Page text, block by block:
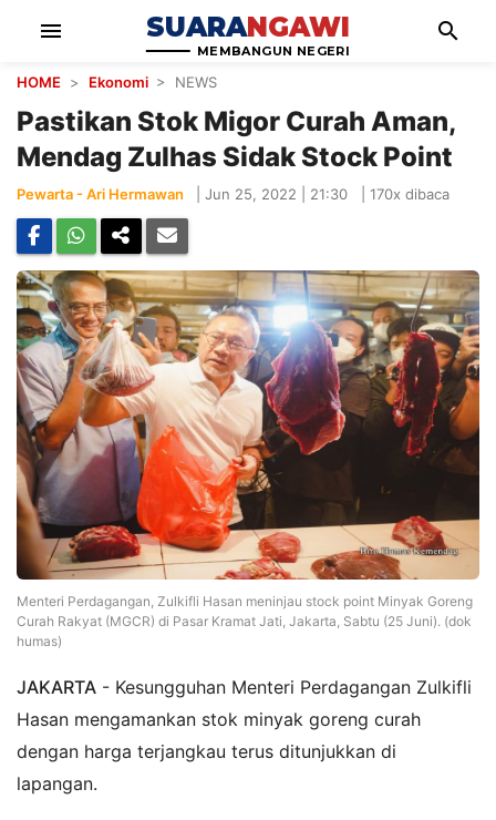
menu SUARANGAWI
MEMBANGUN NEGERI
search
HOME > Ekonomi > NEWS
Pastikan Stok Migor Curah Aman,
Mendag Zulhas Sidak Stock Point
Pewarta - Ari Hermawan Jun 25, 2022 | 21:30 170x dibaca
Menteri Perdagangan, Zulkifli Hasan meninjau stock point Minyak Goreng
Curah Rakyat (MGCR) di Pasar Kramat Jati, Jakarta, Sabtu (25 Juni). (dok
humas)
JAKARTA - Kesungguhan Menteri Perdagangan Zulkifli
Hasan mengamankan stok minyak goreng curah
dengan harga terjangkau terus ditunjukkan di
lapangan.